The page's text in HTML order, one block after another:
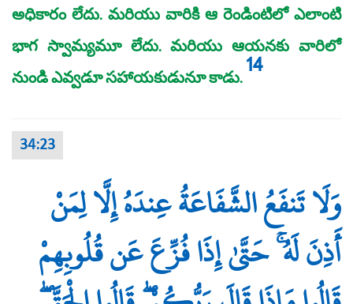
అధికారం లేదు. మరియు వారికి ఆ రెండింటిలో ఎలాంటి
భాగ స్వామ్యమూ లేదు. మరియు ఆయనకు వారిలో
నుండి ఎవ్వడూ సహాయకుడునూ కాడు.14
34:23
وَلَا تَنفَعُ الشَّفَاعَةُ عِندَهُ إِلَّا لِمَنْ
أَذِنَ لَهُ ۚ حَتَّىٰ إِذَا فُزِّعَ عَن قُلُوبِهِمْ